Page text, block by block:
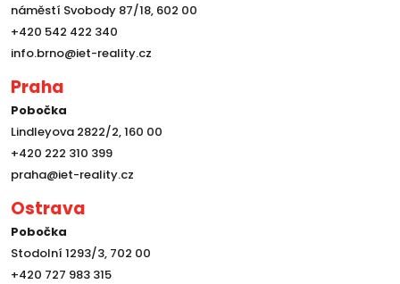
náměstí Svobody 87/18, 602 00
+420 542 422 340
info.brno@iet-reality.cz
Praha
Pobočka
Lindleyova 2822/2, 160 00
+420 222 310 399
praha@iet-reality.cz
Ostrava
Pobočka
Stodolní 1293/3, 702 00
+420 727 983 315